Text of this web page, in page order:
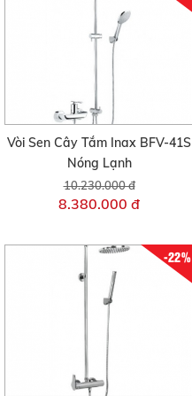
Vòi Sen Cây Tắm Inax BFV-41S
Nóng Lạnh
10.230.000 đ
8.380.000 đ
-22%